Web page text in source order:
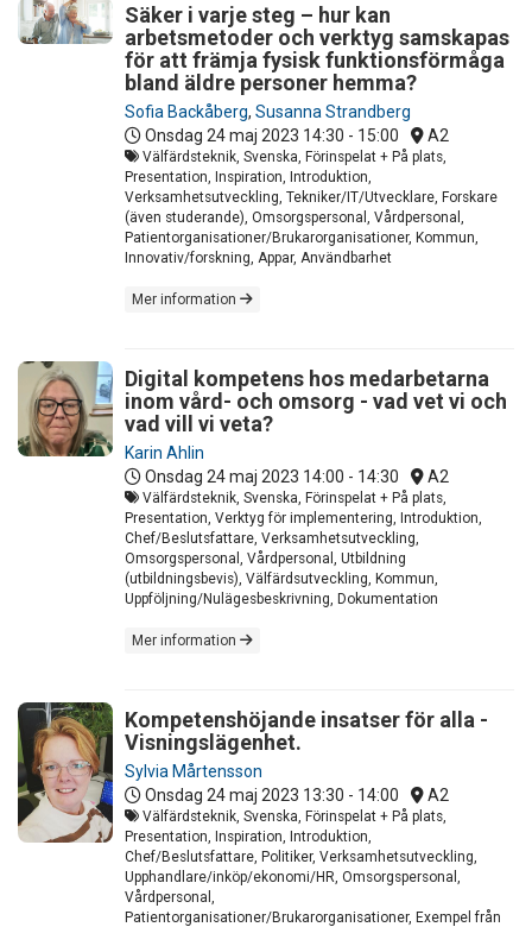
Säker i varje steg – hur kan
arbetsmetoder och verktyg samskapas
för att främja fysisk funktionsförmåga
bland äldre personer hemma?
Sofia Backåberg, Susanna Strandberg
Onsdag 24 maj 2023 14:30 - 15:00 A2
Välfärdsteknik, Svenska, Förinspelat + På plats,
Presentation, Inspiration, Introduktion,
Verksamhetsutveckling, Tekniker/IT/Utvecklare, Forskare
(även studerande), Omsorgspersonal, Vårdpersonal,
Patientorganisationer/Brukarorganisationer, Kommun,
Innovativ/forskning, Appar, Användbarhet
Mer information
Digital kompetens hos medarbetarna
inom vård- och omsorg - vad vet vi och
vad vill vi veta?
Karin Ahlin
Onsdag 24 maj 2023 14:00 - 14:30 A2
Välfärdsteknik, Svenska, Förinspelat + På plats,
Presentation, Verktyg för implementering, Introduktion,
Chef/Beslutsfattare, Verksamhetsutveckling,
Omsorgspersonal, Vårdpersonal, Utbildning
(utbildningsbevis), Välfärdsutveckling, Kommun,
Uppföljning/Nulägesbeskrivning, Dokumentation
Mer information
Kompetenshöjande insatser för alla -
Visningslägenhet.
Sylvia Mårtensson
Onsdag 24 maj 2023 13:30 - 14:00 A2
Välfärdsteknik, Svenska, Förinspelat + På plats,
Presentation, Inspiration, Introduktion,
Chef/Beslutsfattare, Politiker, Verksamhetsutveckling,
Upphandlare/inköp/ekonomi/HR, Omsorgspersonal,
Vårdpersonal,
Patientorganisationer/Brukarorganisationer, Exempel från